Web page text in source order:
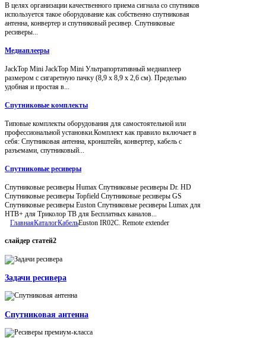
В целях организации качественного приема сигнала со спутников
используется такое оборудование как собственно спутниковая
антенна, конвертер и спутниковый ресивер. Спутниковые
ресиверы...
Медиаплееры
JackTop Mini JackTop Mini Ультрапортативный медиаплеер
размером с сигаретную пачку (8,9 x 8,9 x 2,6 см). Предельно
удобная и простая в...
Спутниковые комплекты
Типовые комплекты оборудования для самостоятельной или
профессиональной установки.Комплект как правило включает в
себя: Спутниковая антенна, кронштейн, конвертер, кабель с
разъемами, спутниковый...
Спутниковые ресиверы
Спутниковые ресиверы Humax Спутниковые ресиверы Dr. HD
Спутниковые ресиверы Topfield Спутниковые ресиверы GS
Спутниковые ресиверы Euston Спутниковые ресиверы Lumax для
НТВ+ для Триколор ТВ для Бесплатных каналов...
ГлавнаяКаталогКабельEuston IR02C. Remote extender
слайдер статей2
Задачи ресивера
Спутниковая антенна